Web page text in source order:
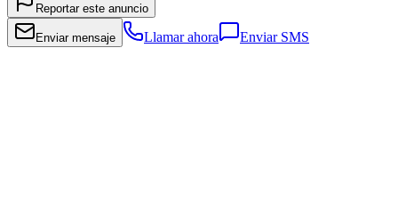
Reportar este anuncio
Enviar mensaje Llamar ahora Enviar SMS